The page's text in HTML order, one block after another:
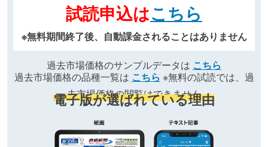
試読申込はこちら
※無料期間終了後、自動課金されることはありません
過去市場価格のサンプルデータは こちら
過去市場価格の品種一覧は こちら ※無料の試読では、過
去市場価格の閲覧はできません
電子版が選ばれている理由